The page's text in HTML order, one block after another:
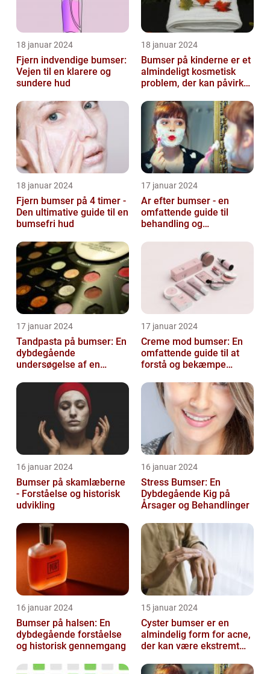
18 januar 2024
Fjern indvendige bumser:
Vejen til en klarere og
sundere hud
18 januar 2024
Bumser på kinderne er et
almindeligt kosmetisk
problem, der kan påvirke
18 januar 2024
Fjern bumser på 4 timer -
Den ultimative guide til en
bumsefri hud
17 januar 2024
Ar efter bumser - en
omfattende guide til
behandling og
17 januar 2024
Tandpasta på bumser: En
dybdegående
undersøgelse af en
skønhedsanbefaling
17 januar 2024
Creme mod bumser: En
omfattende guide til at
forstå og bekæmpe
16 januar 2024
Bumser på skamlæberne
- Forståelse og historisk
udvikling
16 januar 2024
Stress Bumser: En
Dybdegående Kig på
Årsager og Behandlinger
16 januar 2024
Bumser på halsen: En
dybdegående forståelse
og historisk gennemgang
15 januar 2024
Cyster bumser er en
almindelig form for acne,
der kan være ekstremt
belastende for d...